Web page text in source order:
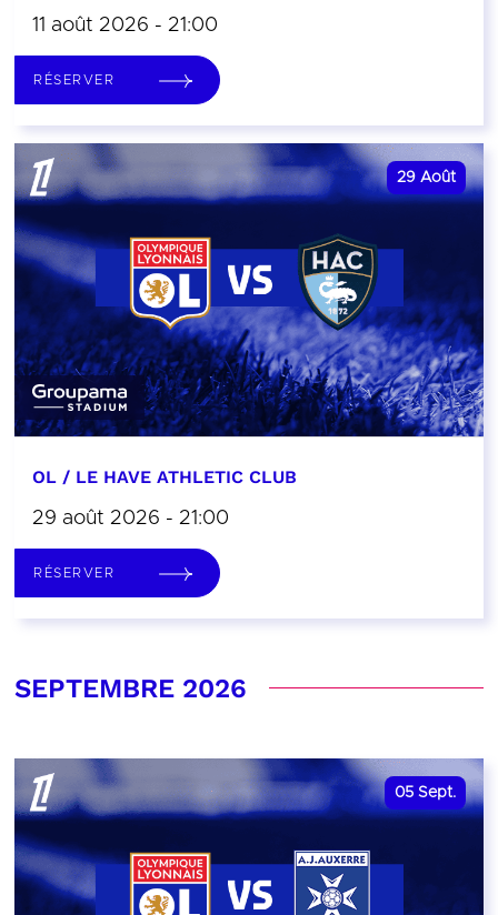
11 août 2026 - 21:00
RÉSERVER
29 Août
OL / LE HAVE ATHLETIC CLUB
29 août 2026 - 21:00
RÉSERVER
SEPTEMBRE 2026
05 Sept.